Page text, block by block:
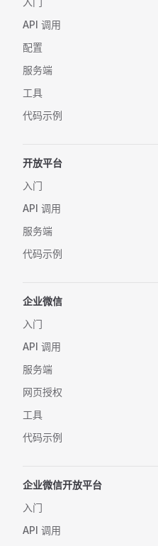
API 调用
配置
服务端
工具
代码示例
开放平台
入门
API 调用
服务端
代码示例
企业微信
入门
API 调用
服务端
网页授权
工具
代码示例
企业微信开放平台
入门
API 调用